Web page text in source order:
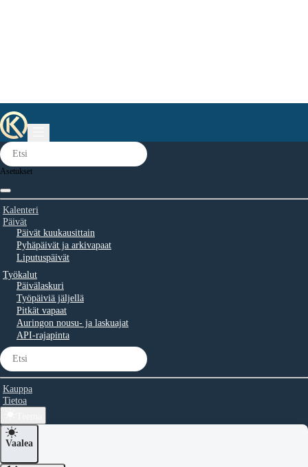
Asetukset
Kalenteri
Päivät
Päivät kuukausittain
Pyhäpäivät ja arkivapaat
Liputuspäivät
Työkalut
Päivälaskuri
Työpäiviä jäljellä
Pitkät vapaat
Auringon nousu- ja laskuajat
API-rajapinta
Kauppa
Tietoa
Vaalea